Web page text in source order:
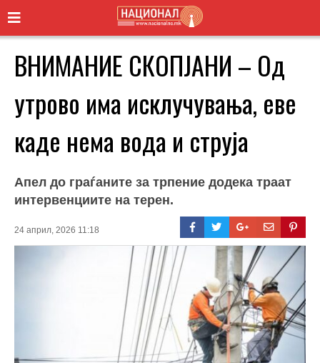
ВНИМАНИЕ СКОПЈАНИ – Од
утрово има исклучувања, еве
каде нема вода и струја
Апел до граѓаните за трпение додека траат
интервенциите на терен.
24 април, 2026 11:18